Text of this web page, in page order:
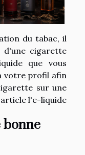
du tabac, il
cigarette
que vous
votre profil afin
sur une
l'e-liquide
bonne